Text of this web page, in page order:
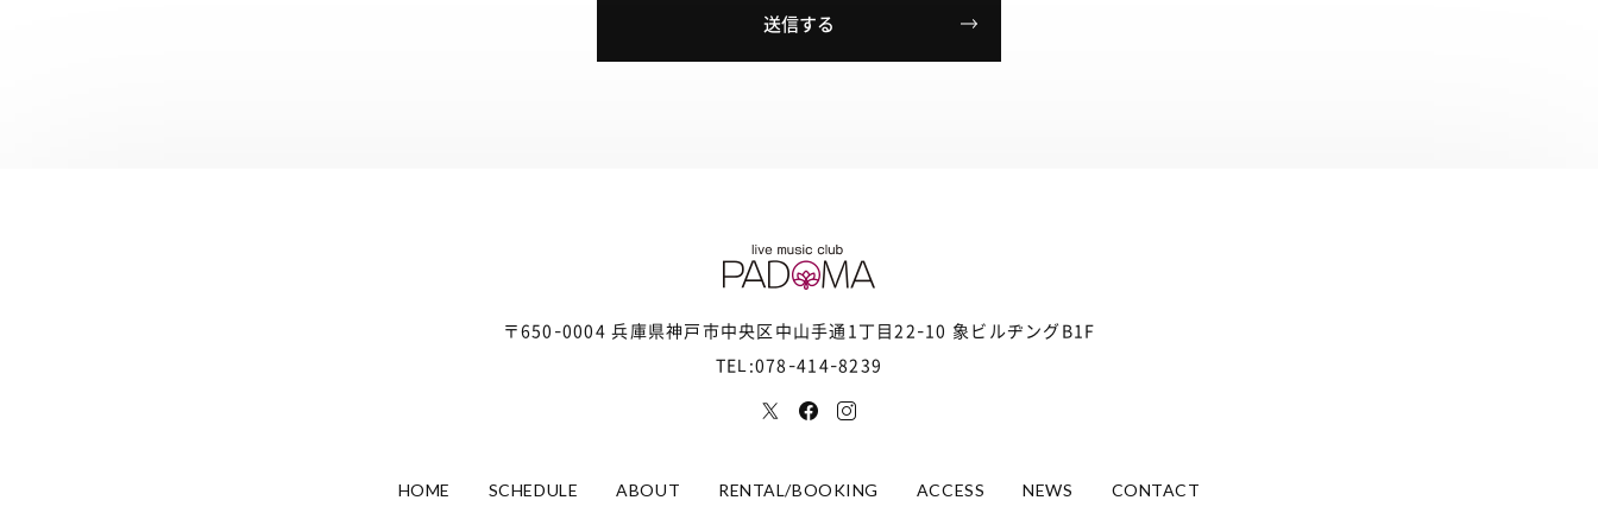
〒650-0004 兵庫県神戸市中央区 中山手通1丁目22-10 象ビルヂングB1F
TEL:078-414-8239
HOME SCHEDULE ABOUT RENTAL/BOOKING ACCESS NEWS CONTACT